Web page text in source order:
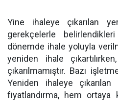
Yine ihaleye çıkarılan
gerekçelerle belirlendikleri
dönemde ihale yoluyla
yeniden ihale
çıkarılmamıştır. Bazı
Yeniden ihaleye
fiyatlandırma, hem ortaya